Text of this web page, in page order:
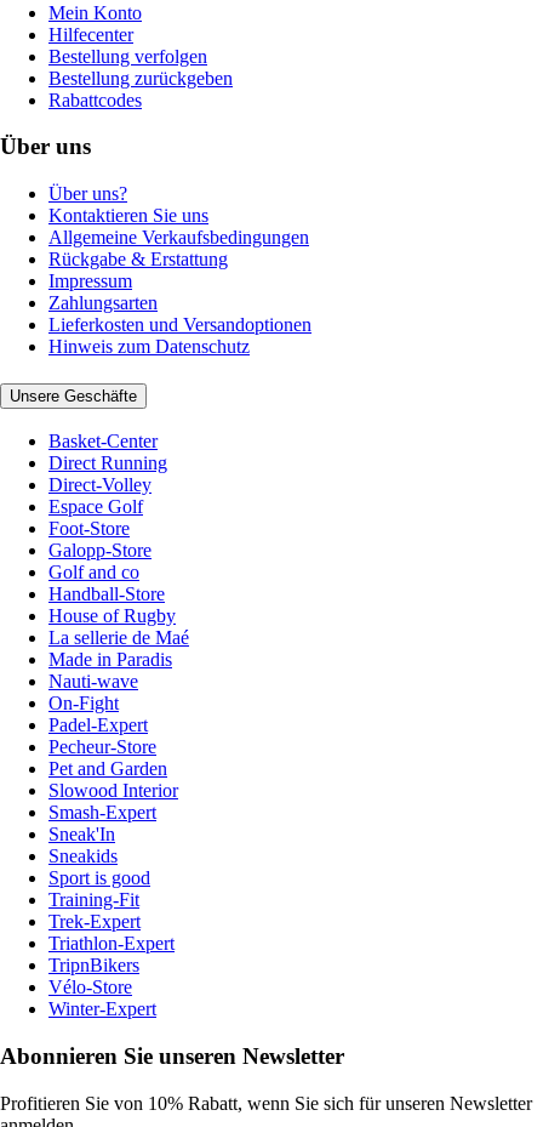
Mein Konto
Hilfecenter
Bestellung verfolgen
Bestellung zurückgeben
Rabattcodes
Über uns
Über uns?
Kontaktieren Sie uns
Allgemeine Verkaufsbedingungen
Rückgabe & Erstattung
Impressum
Zahlungsarten
Lieferkosten und Versandoptionen
Hinweis zum Datenschutz
Unsere Geschäfte
Basket-Center
Direct Running
Direct-Volley
Espace Golf
Foot-Store
Galopp-Store
Golf and co
Handball-Store
House of Rugby
La sellerie de Maé
Made in Paradis
Nauti-wave
On-Fight
Padel-Expert
Pecheur-Store
Pet and Garden
Slowood Interior
Smash-Expert
Sneak'In
Sneakids
Sport is good
Training-Fit
Trek-Expert
Triathlon-Expert
TripnBikers
Vélo-Store
Winter-Expert
Abonnieren Sie unseren Newsletter
Profitieren Sie von 10% Rabatt, wenn Sie sich für unseren Newsletter